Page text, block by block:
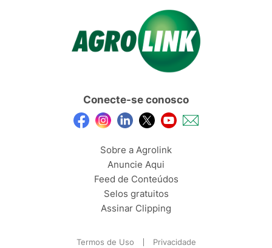
Conecte-se conosco
Sobre a Agrolink
Anuncie Aqui
Feed de Conteúdos
Selos gratuitos
Assinar Clipping
Termos de Uso Privacidade